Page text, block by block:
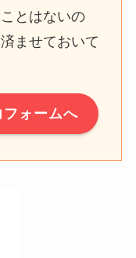
とはないの
ませておいて
ォームへ